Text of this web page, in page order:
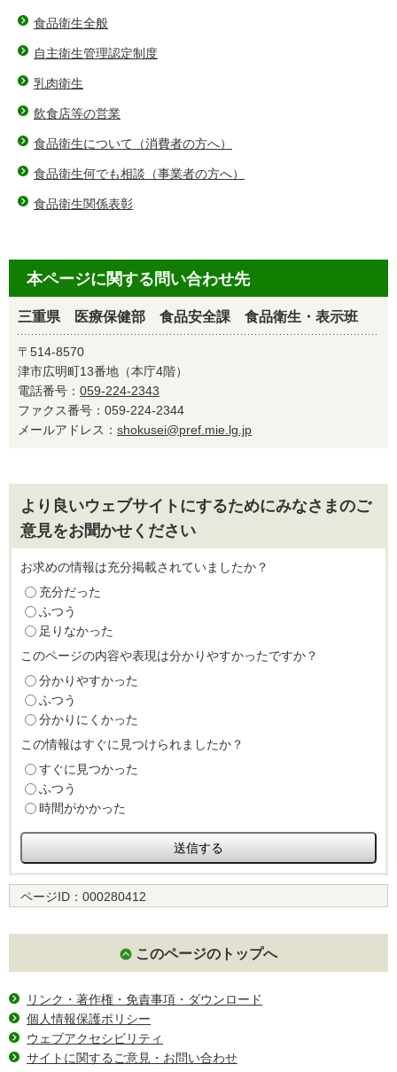
食品衛生全般
自主衛生管理認定制度
乳肉衛生
飲食店等の営業
食品衛生について（消費者の方へ）
食品衛生何でも相談（事業者の方へ）
食品衛生関係表彰
本ページに関する問い合わせ先
三重県 医療保健部 食品安全課 食品衛生・表示班
〒514-8570
津市広明町13番地（本庁4階）
電話番号： 059-224-2343
ファクス番号：059-224-2344
メールアドレス： shokusei@pref.mie.lg.jp
より良いウェブサイトにするためにみなさまのご
意見をお聞かせください
お求めの情報は充分掲載されていましたか？
充分だった
ふつう
足りなかった
このページの内容や表現は分かりやすかったですか？
分かりやすかった
ふつう
分かりにくかった
この情報はすぐに見つけられましたか？
すぐに見つかった
ふつう
時間がかかった
ページID： 000280412
このページのトップへ
リンク・著作権・免責事項・ダウンロード
個人情報保護ポリシー
ウェブアクセシビリティ
サイトに関するご意見・お問い合わせ